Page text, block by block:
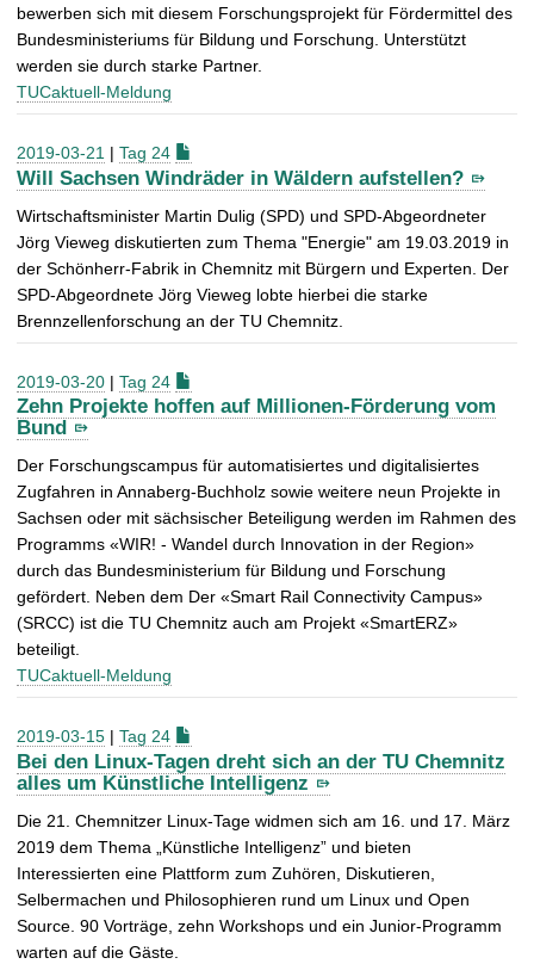
bewerben sich mit diesem Forschungsprojekt für Fördermittel des
Bundesministeriums für Bildung und Forschung. Unterstützt
werden sie durch starke Partner.
TUCaktuell-Meldung
2019-03-21 | Tag 24
Will Sachsen Windräder in Wäldern aufstellen?
Wirtschaftsminister Martin Dulig (SPD) und SPD-Abgeordneter
Jörg Vieweg diskutierten zum Thema "Energie" am 19.03.2019 in
der Schönherr-Fabrik in Chemnitz mit Bürgern und Experten. Der
SPD-Abgeordnete Jörg Vieweg lobte hierbei die starke
Brennzellenforschung an der TU Chemnitz.
2019-03-20 | Tag 24
Zehn Projekte hoffen auf Millionen-Förderung vom
Bund
Der Forschungscampus für automatisiertes und digitalisiertes
Zugfahren in Annaberg-Buchholz sowie weitere neun Projekte in
Sachsen oder mit sächsischer Beteiligung werden im Rahmen des
Programms «WIR! - Wandel durch Innovation in der Region»
durch das Bundesministerium für Bildung und Forschung
gefördert. Neben dem Der «Smart Rail Connectivity Campus»
(SRCC) ist die TU Chemnitz auch am Projekt «SmartERZ»
beteiligt.
TUCaktuell-Meldung
2019-03-15 | Tag 24
Bei den Linux-Tagen dreht sich an der TU Chemnitz
alles um Künstliche Intelligenz
Die 21. Chemnitzer Linux-Tage widmen sich am 16. und 17. März
2019 dem Thema „Künstliche Intelligenz” und bieten
Interessierten eine Plattform zum Zuhören, Diskutieren,
Selbermachen und Philosophieren rund um Linux und Open
Source. 90 Vorträge, zehn Workshops und ein Junior-Programm
warten auf die Gäste.